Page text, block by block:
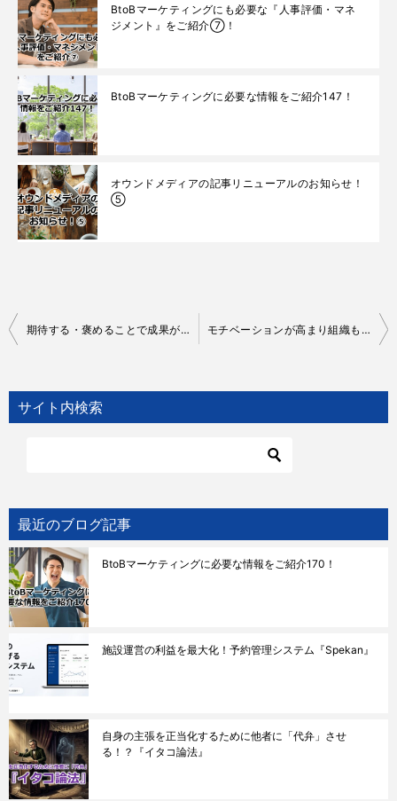
BtoBマーケティングにも必要な『人事評価・マネ
ジメント』をご紹介⑦！
BtoBマーケティングに必要な情報をご紹介147！
オウンドメディアの記事リニューアルのお知らせ！
⑤
投
ビ
ョ
ン
期待する・褒めることで成果が高まる！？『ピグマリオン効果』 モチベーションが高まり組織も活性化する！？『ホーソン効果』
サイト内検索
最近のブログ記事
BtoBマーケティングに必要な情報をご紹介170！
施設運営の利益を最大化！予約管理システム『Spekan』
自身の主張を正当化するために他者に「代弁」させ
る！？『イタコ論法』